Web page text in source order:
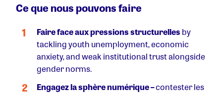
Ce que nous pouvons faire
Faire face aux pressions structurelles by
tackling youth unemployment, economic
anxiety, and weak institutional trust alongside
gender norms.
Engagez la sphère numérique –contester les